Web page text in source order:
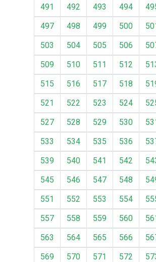
491 492 493 494
497
498 499 500
503
504 505 506
509
510 511 512
515
516 517 518
521
522 523 524
527
528 529 530
533
534 535 536
539
540 541 542
545
546 547 548
551
552 553 554
557
558 559 560
563
564 565 566
569
570 571 572